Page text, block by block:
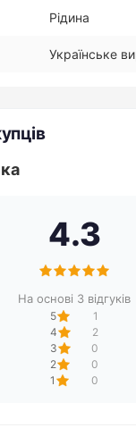
Рідина
Українське
4.3
На основі 3 відгуків
5
1
4
2
3
0
2
0
1
0